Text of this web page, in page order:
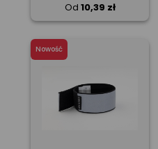
Od 10,39 zł
Nowość